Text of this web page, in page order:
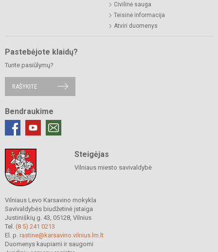
Civilinė sauga
Teisinė informacija
Atviri duomenys
Pastebėjote klaidų?
Turite pasiūlymų?
RAŠYKITE
Bendraukime
Steigėjas
Vilniaus miesto savivaldybė
Vilniaus Levo Karsavino mokykla
Savivaldybės biudžetinė įstaiga
Justiniškių g. 43, 05128, Vilnius
Tel. (8 5) 241 0213
El. p. rastine@karsavino.vilnius.lm.lt
Duomenys kaupiami ir saugomi